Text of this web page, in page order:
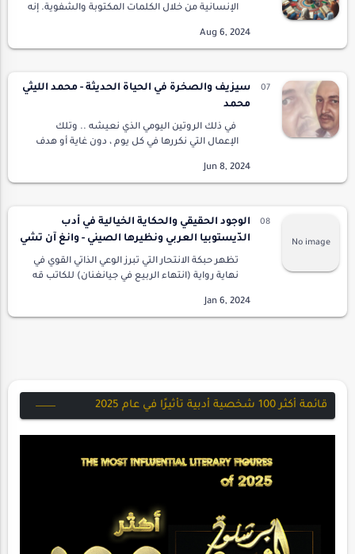
الإنسانية من خلال الكلمات المكتوبة والشفوية. إنه
تشكل المجتمع والثقافة عبر العصور. لكن ما هو …
سيزيف والصخرة في الحياة الحديثة - محمد الليثي
محمد
في ذلك الروتين اليومي الذي نعيشه .. وتلك
الإعمال التي نكررها في كل يوم ، دون غاية أو هدف
المناظر والألوان .. وضياع الوقت في…
الوجود الحقيقي والحكاية الخيالية في أدب
الدّيستوبيا العربي ونظيرها الصيني - وانغ آن تشي
تظهر حبكة الانتحار التي تبرز الوعي الذاتي القوي في
نهاية رواية (انتهاء الربيع في جيانغنان) للكاتب قه
وكذلك في رواية (حارس سطح العالم) ل…
قائمة أكثر 100 شخصية أدبية تأثيرًا في عام 2025